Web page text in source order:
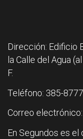
Dirección: Edificio
la Calle del Agua
F.
Teléfono: 385-
Correo
En Segundos es